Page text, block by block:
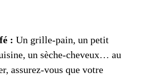
: Un grille-pain, un petit
un sèche-cheveux… au
assurez-vous que votre